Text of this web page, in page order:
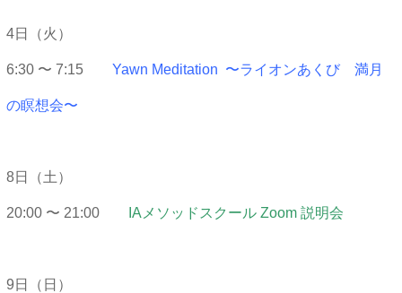
4日（火）
6:30 〜 7:15 Yawn Meditation 〜ライオンあくび 満月
の瞑想会〜
8日（土）
20:00 〜 21:00 IAメソッドスクール Zoom 説明会
9日（日）